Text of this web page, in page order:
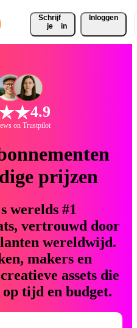
Schrijf
je
in
Inloggen
4.9
on Trustpilot
prijzen
werelds #1
vertrouwd door
wereldwijd.
makers en
assets die
tijd en budget.